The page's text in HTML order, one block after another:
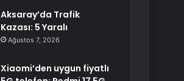
Aksaray’da Trafik
Kazası: 5 Yaralı
Ağustos 7, 2026
Xiaomi’den uygun fiyatlı